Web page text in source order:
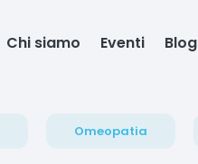
Chi siamo Eventi Blog
Omeopatia